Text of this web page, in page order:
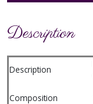
Description
Description
Composition